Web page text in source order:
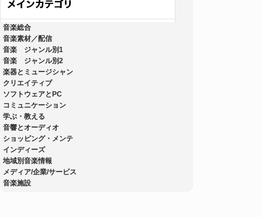
音楽総合
音楽素材／配信
音楽 ジャンル別1
音楽 ジャンル別2
楽器とミュージシャン
クリエイティブ
ソフトウェアとPC
コミュニケーション
学ぶ・教える
音響とオーディオ
ショッピング・メンテ
インディーズ
地域別音楽情報
メディア/企業/サービス
音楽施設